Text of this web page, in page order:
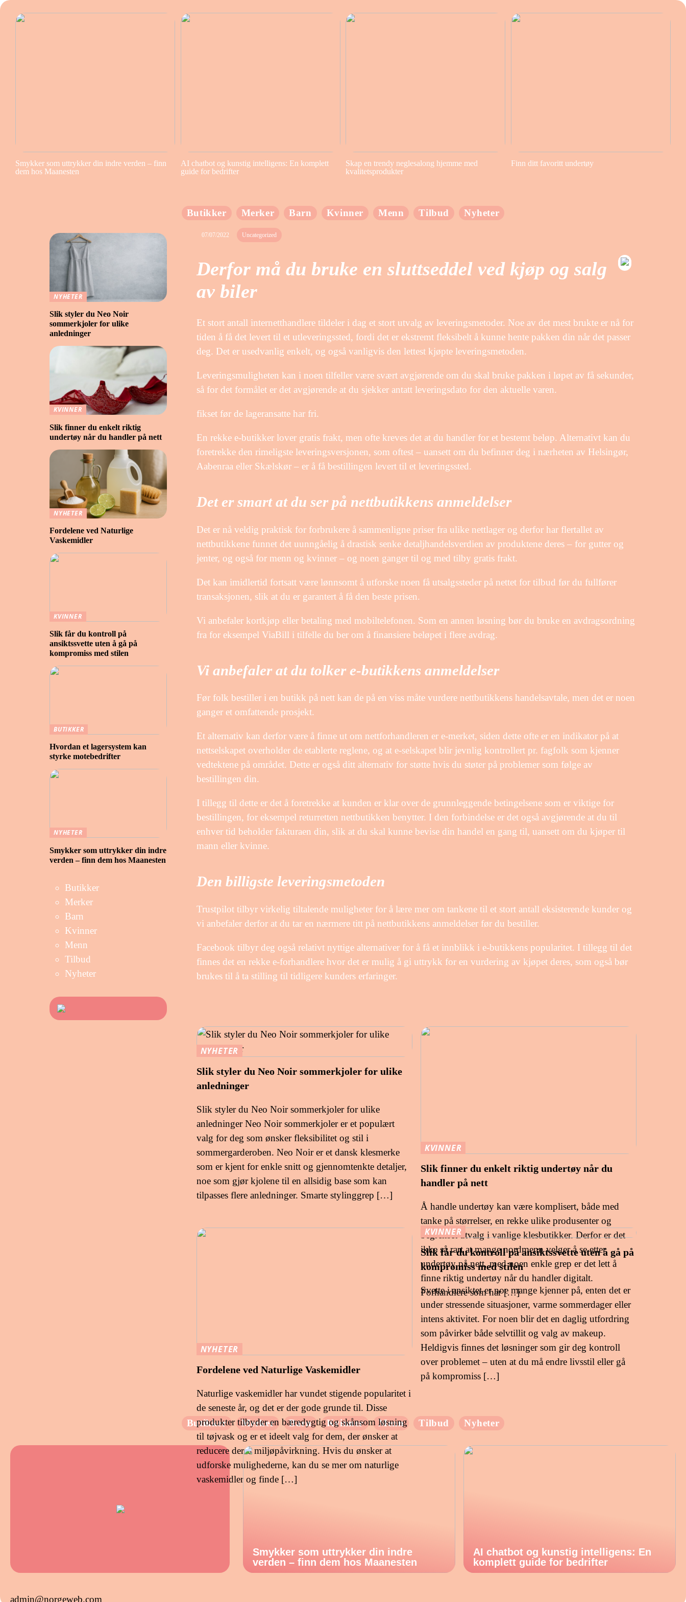
Smykker som uttrykker din indre verden – finn
dem hos Maanesten
AI chatbot og kunstig intelligens: En komplett
guide for bedrifter
Skap en trendy neglesalong hjemme med
kvalitetsprodukter
Finn ditt favoritt undertøy
Butikker Merker Barn Kvinner Menn Tilbud Nyheter
07/07/2022 Uncategorized
Derfor må du bruke en sluttseddel ved kjøp og salg
av biler
Et stort antall internetthandlere tildeler i dag et stort utvalg av leveringsmetoder. Noe av det mest brukte er nå for
tiden å få det levert til et utleveringssted, fordi det er ekstremt fleksibelt å kunne hente pakken din når det passer
deg. Det er usedvanlig enkelt, og også vanligvis den lettest kjøpte leveringsmetoden.
Leveringsmuligheten kan i noen tilfeller være svært avgjørende om du skal bruke pakken i løpet av få sekunder,
så for det formålet er det avgjørende at du sjekker antatt leveringsdato for den aktuelle varen.
fikset før de lageransatte har fri.
En rekke e-butikker lover gratis frakt, men ofte kreves det at du handler for et bestemt beløp. Alternativt kan du
foretrekke den rimeligste leveringsversjonen, som oftest – uansett om du befinner deg i nærheten av Helsingør,
Aabenraa eller Skælskør – er å få bestillingen levert til et leveringssted.
Det er smart at du ser på nettbutikkens anmeldelser
Det er nå veldig praktisk for forbrukere å sammenligne priser fra ulike nettlager og derfor har flertallet av
nettbutikkene funnet det uunngåelig å drastisk senke detaljhandelsverdien av produktene deres – for gutter og
jenter, og også for menn og kvinner – og noen ganger til og med tilby gratis frakt.
Det kan imidlertid fortsatt være lønnsomt å utforske noen få utsalgssteder på nettet for tilbud før du fullfører
transaksjonen, slik at du er garantert å få den beste prisen.
Vi anbefaler kortkjøp eller betaling med mobiltelefonen. Som en annen løsning bør du bruke en avdragsordning
fra for eksempel ViaBill i tilfelle du ber om å finansiere beløpet i flere avdrag.
Vi anbefaler at du tolker e-butikkens anmeldelser
Før folk bestiller i en butikk på nett kan de på en viss måte vurdere nettbutikkens handelsavtale, men det er noen
ganger et omfattende prosjekt.
Et alternativ kan derfor være å finne ut om nettforhandleren er e-merket, siden dette ofte er en indikator på at
nettselskapet overholder de etablerte reglene, og at e-selskapet blir jevnlig kontrollert pr. fagfolk som kjenner
vedtektene på området. Dette er også ditt alternativ for støtte hvis du støter på problemer som følge av
bestillingen din.
I tillegg til dette er det å foretrekke at kunden er klar over de grunnleggende betingelsene som er viktige for
bestillingen, for eksempel returretten nettbutikken benytter. I den forbindelse er det også avgjørende at du til
enhver tid beholder fakturaen din, slik at du skal kunne bevise din handel en gang til, uansett om du kjøper til
mann eller kvinne.
Den billigste leveringsmetoden
Trustpilot tilbyr virkelig tiltalende muligheter for å lære mer om tankene til et stort antall eksisterende kunder og
vi anbefaler derfor at du tar en nærmere titt på nettbutikkens anmeldelser før du bestiller.
Facebook tilbyr deg også relativt nyttige alternativer for å få et innblikk i e-butikkens popularitet. I tillegg til det
finnes det en rekke e-forhandlere hvor det er mulig å gi uttrykk for en vurdering av kjøpet deres, som også bør
brukes til å ta stilling til tidligere kunders erfaringer.
NYHETER
Slik styler du Neo Noir sommerkjoler for ulike
anledninger
Slik styler du Neo Noir sommerkjoler for ulike
anledninger Neo Noir sommerkjoler er et populært
valg for deg som ønsker fleksibilitet og stil i
sommergarderoben. Neo Noir er et dansk klesmerke
som er kjent for enkle snitt og gjennomtenkte detaljer,
noe som gjør kjolene til en allsidig base som kan
tilpasses flere anledninger. Smarte stylinggrep […]
KVINNER
Slik finner du enkelt riktig undertøy når du
handler på nett
Å handle undertøy kan være komplisert, både med
tanke på størrelser, en rekke ulike produsenter og
begrenset utvalg i vanlige klesbutikker. Derfor er det
ikke så rart at mange nordmenn velger å se etter
undertøy på nett, med noen enkle grep er det lett å
finne riktig undertøy når du handler digitalt.
Forhandlere som har […]
NYHETER
Fordelene ved Naturlige Vaskemidler
Naturlige vaskemidler har vundet stigende popularitet i
de seneste år, og det er der gode grunde til. Disse
produkter tilbyder en bæredygtig og skånsom løsning
til tøjvask og er et ideelt valg for dem, der ønsker at
reducere deres miljøpåvirkning. Hvis du ønsker at
udforske mulighederne, kan du se mer om naturlige
vaskemidler og finde […]
KVINNER
Slik får du kontroll på ansiktssvette uten å gå på
kompromiss med stilen
Svette i ansiktet er noe mange kjenner på, enten det er
under stressende situasjoner, varme sommerdager eller
intens aktivitet. For noen blir det en daglig utfordring
som påvirker både selvtillit og valg av makeup.
Heldigvis finnes det løsninger som gir deg kontroll
over problemet – uten at du må endre livsstil eller gå
på kompromiss […]
NYHETER
Slik styler du Neo Noir
sommerkjoler for ulike
anledninger
KVINNER
Slik finner du enkelt riktig
undertøy når du handler på nett
NYHETER
Fordelene ved Naturlige
Vaskemidler
KVINNER
Slik får du kontroll på
ansiktssvette uten å gå på
kompromiss med stilen
BUTIKKER
Hvordan et lagersystem kan
styrke motebedrifter
NYHETER
Smykker som uttrykker din indre
verden – finn dem hos Maanesten
Butikker
Merker
Barn
Kvinner
Menn
Tilbud
Nyheter
Butikker Merker Barn Kvinner Menn Tilbud Nyheter
Smykker som uttrykker din indre
verden – finn dem hos Maanesten
AI chatbot og kunstig intelligens: En
komplett guide for bedrifter
admin@norgeweb.com